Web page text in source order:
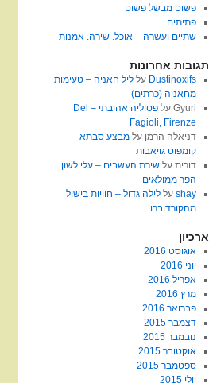
פשוט מבשל פשוט
פתיתים
שתיים ועשרה – אוכל. שירה. אמנות
תגובות אחרונות
Dustinoxifs על ליל חאניה – טעימות
מחאניה (כרתים)
Gyuriעל
פסוליה אהובתי – Del
Fagioli, Firenze
דניאלה הרמן על מבצע סבתא –
קומפוט גויאבות
דוריתעל שירת העשבים – עלי לשון
הפר ממולאים
shayעל לילה גדול – חוויות בישול
מהקורדוברו
ארכיון
אוגוסט 2016
יוני 2016
אפריל 2016
מרץ 2016
פברואר 2016
דצמבר 2015
נובמבר 2015
אוקטובר 2015
ספטמבר 2015
יולי 2015